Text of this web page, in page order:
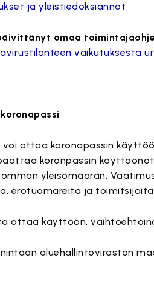
ja yleistiedoksiannot
omaa
vaikutuksesta
ottaa koronapassin
koronpassin
yleisömäärän.
erotuomareita ja
ottaa käyttöön,
aluehallintoviraston